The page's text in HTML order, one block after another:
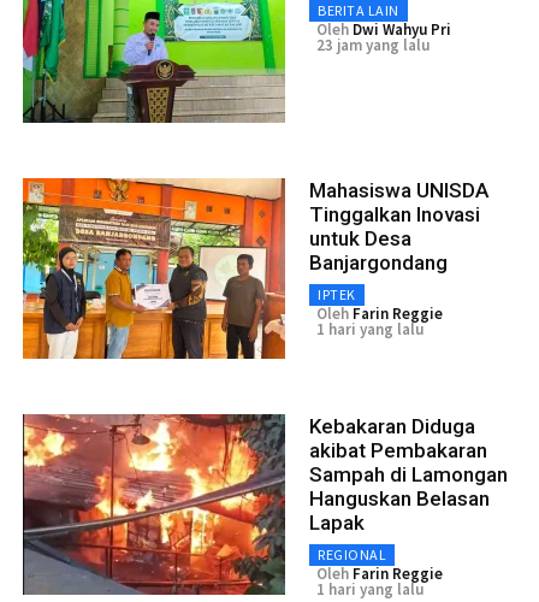
BERITA LAIN
Oleh Dwi Wahyu Pri
23 jam yang lalu
Mahasiswa UNISDA
Tinggalkan Inovasi
untuk Desa
Banjargondang
IPTEK
Oleh Farin Reggie
1 hari yang lalu
Kebakaran Diduga
akibat Pembakaran
Sampah di Lamongan
Hanguskan Belasan
Lapak
REGIONAL
Oleh Farin Reggie
1 hari yang lalu